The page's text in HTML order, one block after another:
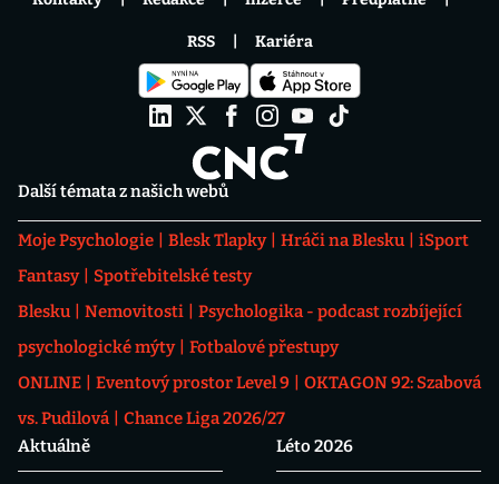
Další témata z našich webů
Moje Psychologie Blesk Tlapky Hráči na Blesku
iSport
Fantasy
Spotřebitelské testy
Blesku
Nemovitosti
Psychologika - podcast rozbíjející
psychologické mýty
Fotbalové přestupy
ONLINE
Eventový prostor Level 9
OKTAGON 92: Szabová
vs. Pudilová
Chance Liga 2026/27
Aktuálně
Léto 2026
RSS Kariéra